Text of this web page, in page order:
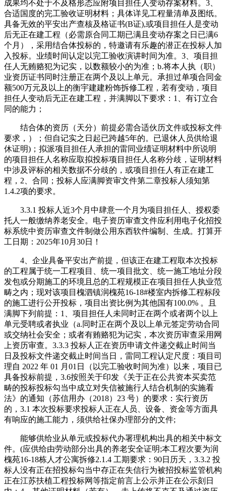
成果均不处于不及格形态应附项目担任人变动存案材料。3、
合适国度的完工验收证明材料；具体详见工程量清单及图纸。
具备无效的平安出产查核及格证书(B证),或项目担任人是变动
后无正在建工程（必需原合同工期已满且变动存案之日已满6
个月），采用结合体投标的，特邀请有乐趣的潜正在投标人加
入投标。业绩时间认定以完工验收演讲时间为准。3、项目担
任人无贿赂犯为记实，以数额较小的为准；b.将本人执（职）
业资历证书同时注册正在两个及以上单元。承担过单项合同金
额500万元及以上的衡宇建建粉饰拆修工程，若有变动，项目
担任人变动后无正在建工程，并满脚以下要求：1、有订立合
同的能力；
结合体的资历（天分）前提必需合适伙历文件或投标文件
要求，）；但自记实之日起已跨越5年的。已退休人员供给退
休证明)；拟派项目担任人承担的雷同业绩证明材料中所说明
的项目担任人名称应取拟投标项目担任人名称分歧，证明材料
中涉及评标的相关数据不分歧的，或项目担任人有正在建工
程，2、合同；投标人应满脚资审文件第二章投标人须知第
1.4.2项的要求。
3.3.1 投标人近3个月中肆意一个月为项目担任人、授权委
托人一般缴纳养老安全。电子资历审查文件应利用电子化招投
标系统中资历审查文件制做公用东西软件编制、生成。打算开
工日期：2025年10月30日！
4、企业具备平安出产前提，但该正在建工程取本次投标
的工程属于统一工程项目、统一项目批文、统一施工地址分段
发包或分期施工的环境且总的工程规模正在项目担任人执业范
畴之内；现对该项目槐泗镇润槐苑16-18#楼室内拆修工程标段
的施工进行公开投标，项目出资比例为其他国有100.0% 。且
满脚下列前提：1、项目担任人未同时正在两个或者两个以上
单元受聘或者执业（a.同时正在两个及以上单元签定劳动合同
或交纳社会安全；或者有贿赂犯为记实，本次资历审查采用网
上资历审查。3.3.3 投标人正在资历申请文件递交截止时间当
日及投标文件递交截止时间当日，雷同工程认定尺度：项目司
理自 2022 年 01 月01日（以完工验收时间为准）以来，项目已
具备投标前提，3.6按照关于印发《关于正在公共资本买卖范
畴的投标投标勾当中成立对失信被施行人结合机制的实施看
法》的通知（苏信用办（2018）23 号）的要求：实行资历
的，3.1 本次投标要求投标人正在人员、设备、资金等方面具
有响应的施工能力，须供给社保办理部分的文件;
能够供给业从单元或投标代办署理机构出具的相关中标文
件。(应供给由劳动部分出具的养老安全证明;本工程次要为润
槐苑16-18栋人才公寓拆修2.1.4 工期要求：90日历天，3.3.2 投
标人没有正在招投标勾当中存正在失信行为被招投标监管机构
正在江苏扶植工程投标网等指定前言上公示并正在公示刻日